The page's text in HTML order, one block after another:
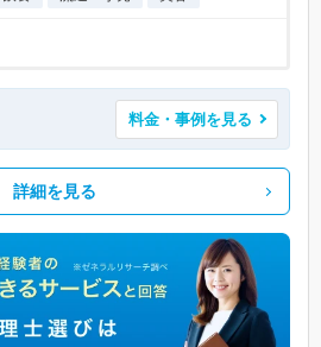
料金・事例を見る
詳細を見る